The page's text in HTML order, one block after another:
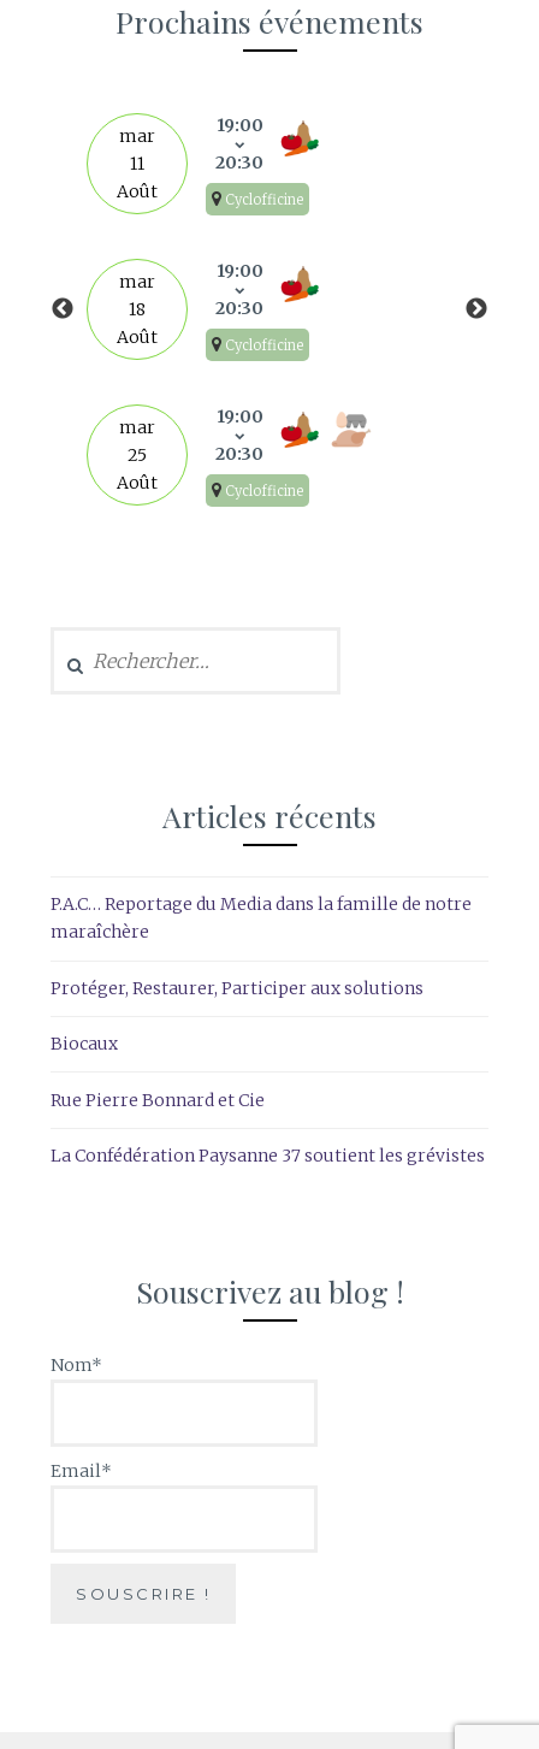
Prochains événements
mar
11
Août
19:00
20:30
Cyclofficine
mar
18
Août
19:00
20:30
Cyclofficine
mar
25
Août
19:00
20:30
Cyclofficine
Articles récents
P.A.C… Reportage du Media dans la famille de notre
maraîchère
Protéger, Restaurer, Participer aux solutions
Biocaux
Rue Pierre Bonnard et Cie
La Confédération Paysanne 37 soutient les grévistes
Souscrivez au blog !
Nom*
Email*